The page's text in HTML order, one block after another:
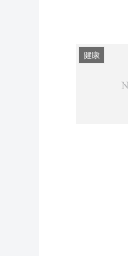
健康